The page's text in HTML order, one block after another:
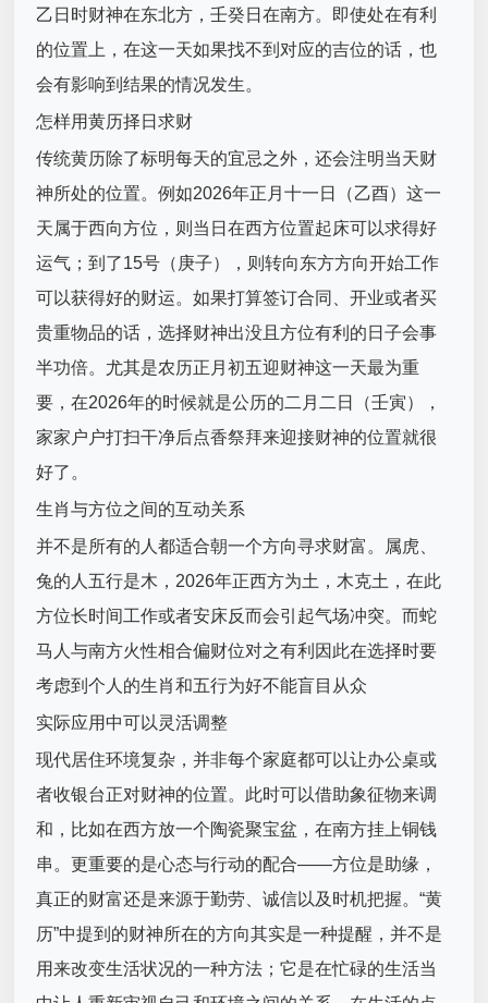
乙日时财神在东北方，壬癸日在南方。即使处在有利
的位置上，在这一天如果找不到对应的吉位的话，也
会有影响到结果的情况发生。
怎样用黄历择日求财
传统黄历除了标明每天的宜忌之外，还会注明当天财
神所处的位置。例如2026年正月十一日（乙酉）这一
天属于西向方位，则当日在西方位置起床可以求得好
运气；到了15号（庚子），则转向东方方向开始工作
可以获得好的财运。如果打算签订合同、开业或者买
贵重物品的话，选择财神出没且方位有利的日子会事
半功倍。尤其是农历正月初五迎财神这一天最为重
要，在2026年的时候就是公历的二月二日（壬寅），
家家户户打扫干净后点香祭拜来迎接财神的位置就很
好了。
生肖与方位之间的互动关系
并不是所有的人都适合朝一个方向寻求财富。属虎、
兔的人五行是木，2026年正西方为土，木克土，在此
方位长时间工作或者安床反而会引起气场冲突。而蛇
马人与南方火性相合偏财位对之有利因此在选择时要
考虑到个人的生肖和五行为好不能盲目从众
实际应用中可以灵活调整
现代居住环境复杂，并非每个家庭都可以让办公桌或
者收银台正对财神的位置。此时可以借助象征物来调
和，比如在西方放一个陶瓷聚宝盆，在南方挂上铜钱
串。更重要的是心态与行动的配合——方位是助缘，
真正的财富还是来源于勤劳、诚信以及时机把握。“黄
历”中提到的财神所在的方向其实是一种提醒，并不是
用来改变生活状况的一种方法；它是在忙碌的生活当